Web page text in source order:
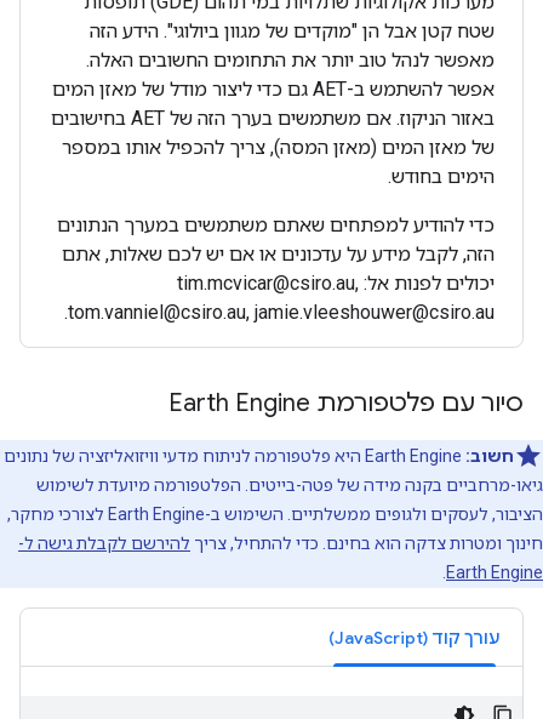
שטח קטן אבל הן "מוקדים של מגוון ביולוגי". הידע הזה
מאפשר לנהל טוב יותר את התחומים החשובים האלה.
אפשר להשתמש ב-AET גם כדי ליצור מודל של מאזן המים
באזור הניקוז. אם משתמשים בערך הזה של AET בחישובים
של מאזן המים (מאזן המסה), צריך להכפיל אותו במספר
הימים בחודש.
כדי להודיע למפתחים שאתם משתמשים במערך הנתונים
הזה, לקבל מידע על עדכונים או אם יש לכם שאלות, אתם
יכולים לפנות אל: tim.mcvicar@csiro.au,
tom.vanniel@csiro.au, jamie.vleeshouwer@csiro.au.
סיור עם פלטפורמת Earth Engine
חשוב:
‫Earth Engine היא פלטפורמה לניתוח מדעי וויזואליזציה של נתונים
גיאו-מרחביים בקנה מידה של פטה-בייטים. הפלטפורמה מיועדת לשימוש
הציבור, לעסקים ולגופים ממשלתיים. השימוש ב-Earth Engine לצורכי מחקר,
חינוך ומטרות צדקה הוא בחינם. כדי להתחיל, צריך להירשם לקבלת גישה ל-
Earth Engine
עורך קוד (JavaScript)